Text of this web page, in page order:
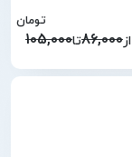
از86,000تا105,000
تومان